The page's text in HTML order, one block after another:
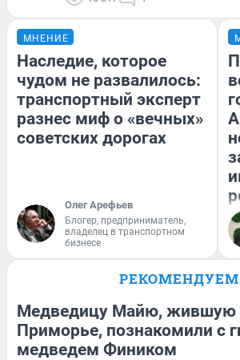
МНЕНИЕ
Наследие, которое
чудом не развалилось:
транспортный эксперт
разнес миф о «вечных»
советских дорогах
Олег Арефьев
Блогер, предприниматель,
владелец в транспортном
бизнесе
РЕКОМЕНДУЕМ
Медведицу Майю, жившую
Приморье, познакомили с
медведем Фиником